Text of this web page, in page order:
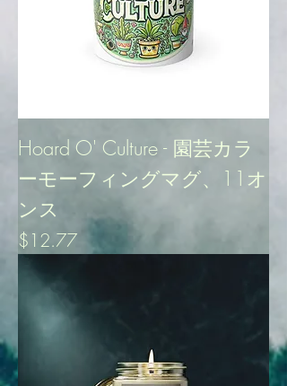
Hoard O' Culture - 園芸カラ
ーモーフィングマグ、11オ
ンス
価格
$12.77